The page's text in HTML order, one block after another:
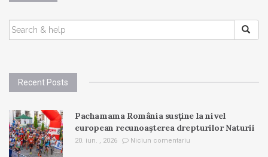
SEARCH
FOR:
Recent Posts
Pachamama România susține la nivel
european recunoașterea drepturilor Naturii
20. iun. , 2026 Niciun comentariu